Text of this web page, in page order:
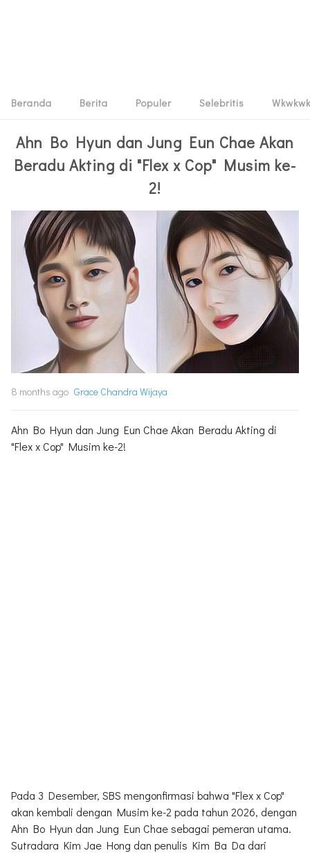
Beranda Berita Populer Selebritis Wkwkwk
Ahn Bo Hyun dan Jung Eun Chae Akan
Beradu Akting di "Flex x Cop" Musim ke-
2!
8 months ago Grace Chandra Wijaya
Ahn Bo Hyun dan Jung Eun Chae Akan Beradu Akting di
"Flex x Cop" Musim ke-2!
Pada 3 Desember, SBS mengonfirmasi bahwa "Flex x Cop"
akan kembali dengan Musim ke-2 pada tahun 2026, dengan
Ahn Bo Hyun dan Jung Eun Chae sebagai pemeran utama.
Sutradara Kim Jae Hong dan penulis Kim Ba Da dari